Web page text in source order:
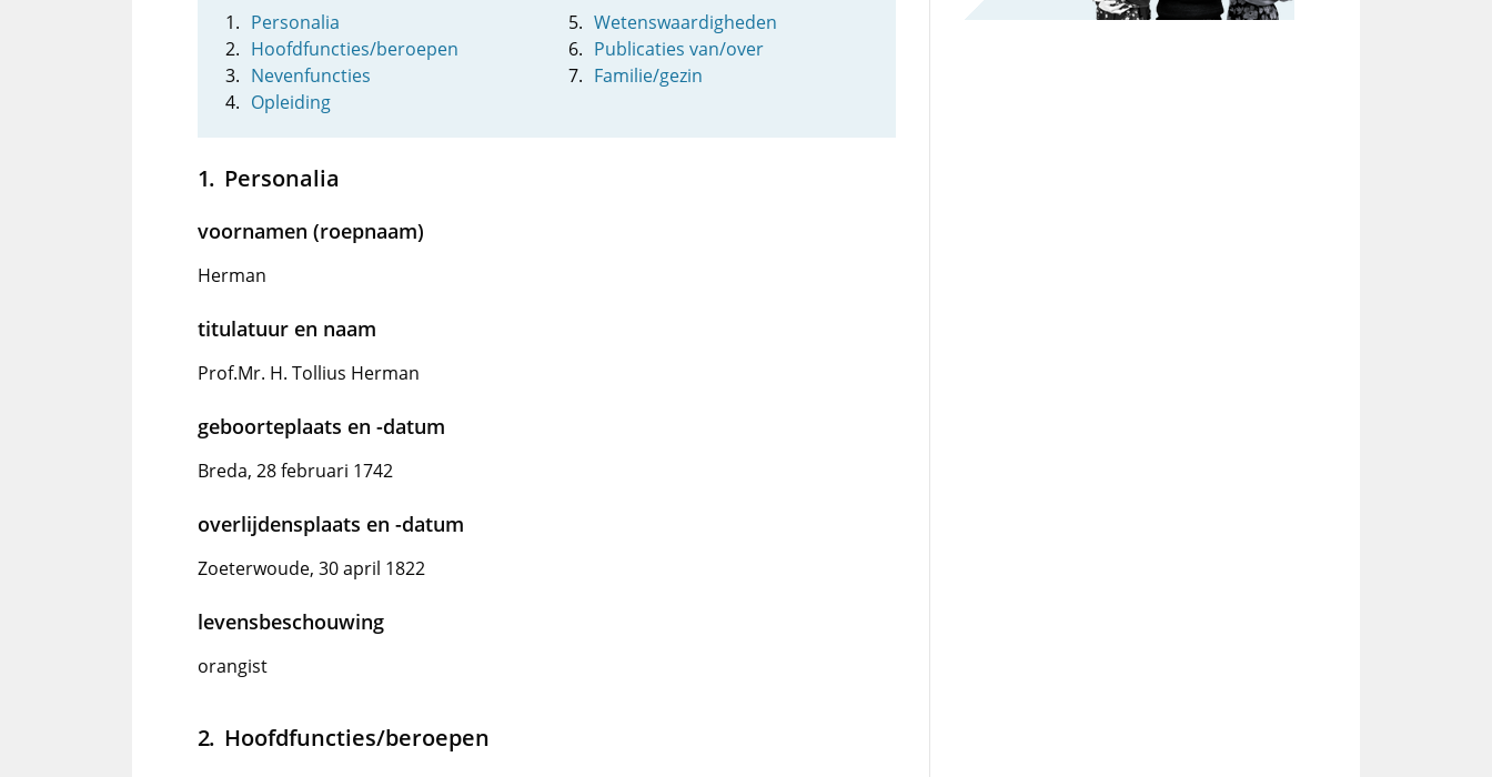
Personalia
Hoofdfuncties/beroepen
Nevenfuncties
Opleiding
Wetenswaardigheden
Publicaties van/over
Familie/gezin
Personalia
voornamen (roepnaam)
Herman
titulatuur en naam
Prof.Mr. H. Tollius Herman
geboorteplaats en -datum
Breda, 28 februari 1742
overlijdensplaats en -datum
Zoeterwoude, 30 april 1822
levensbeschouwing
orangist
Hoofdfuncties/beroepen